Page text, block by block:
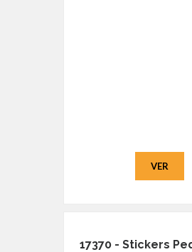
VER
17370 - Stickers